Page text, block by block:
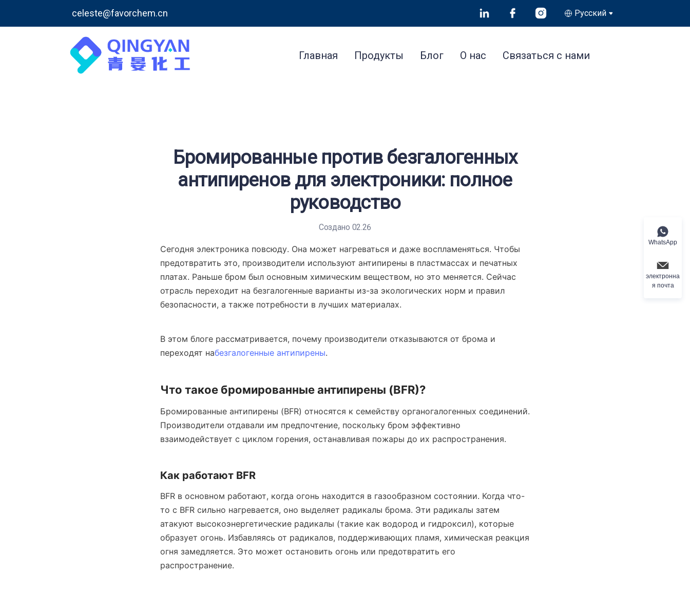
celeste@favorchem.cn Русский
Главная Продукты Блог О нас Связаться с нами
Бромированные против безгалогенных
антипиренов для электроники: полное
руководство
Создано 02.26
Сегодня электроника повсюду. Она может нагреваться и даже воспламеняться. Чтобы
предотвратить это, производители используют антипирены в пластмассах и печатных
платах. Раньше бром был основным химическим веществом, но это меняется. Сейчас
отрасль переходит на безгалогенные варианты из-за экологических норм и правил
безопасности, а также потребности в лучших материалах.
В этом блоге рассматривается, почему производители отказываются от брома и
переходят набезгалогенные антипирены.
Что такое бромированные антипирены (BFR)?
Бромированные антипирены (BFR) относятся к семейству органогалогенных соединений.
Производители отдавали им предпочтение, поскольку бром эффективно
взаимодействует с циклом горения, останавливая пожары до их распространения.
Как работают BFR
BFR в основном работают, когда огонь находится в газообразном состоянии. Когда что-
то с BFR сильно нагревается, оно выделяет радикалы брома. Эти радикалы затем
атакуют высокоэнергетические радикалы (такие как водород и гидроксил), которые
образует огонь. Избавляясь от радикалов, поддерживающих пламя, химическая реакция
огня замедляется. Это может остановить огонь или предотвратить его
распространение.
WhatsApp
электронна
я почта